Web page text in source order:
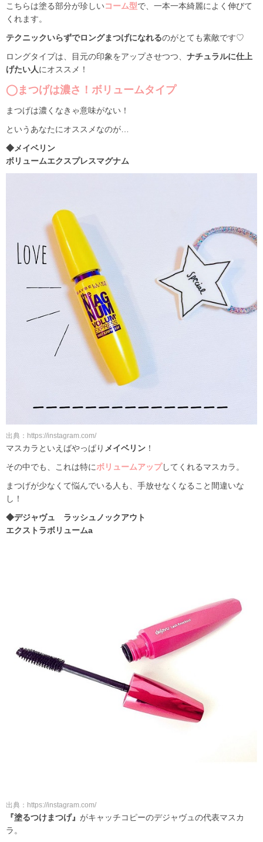
こちらは塗る部分が珍しいコーム型で、一本一本綺麗によく伸びて
くれます。
テクニックいらずでロングまつげになれるのがとても素敵です♡
ロングタイプは、目元の印象をアップさせつつ、 ナチュラルに仕上
げたい人にオススメ！
◯まつげは濃さ！ボリュームタイプ
まつげは濃くなきゃ意味がない！
というあなたにオススメなのが…
◆メイベリン
ボリュームエクスプレスマグナム
出典：https://instagram.com/
マスカラといえばやっぱり メイベリン ！
その中でも、これは特にボリュームアップしてくれるマスカラ。
まつげが少なくて悩んでいる人も、手放せなくなること間違いな
し！
◆デジャヴュ ラッシュノックアウト
エクストラボリュームa
出典：https://instagram.com/
『塗るつけまつげ』 がキャッチコピーのデジャヴュの代表マスカ
ラ。